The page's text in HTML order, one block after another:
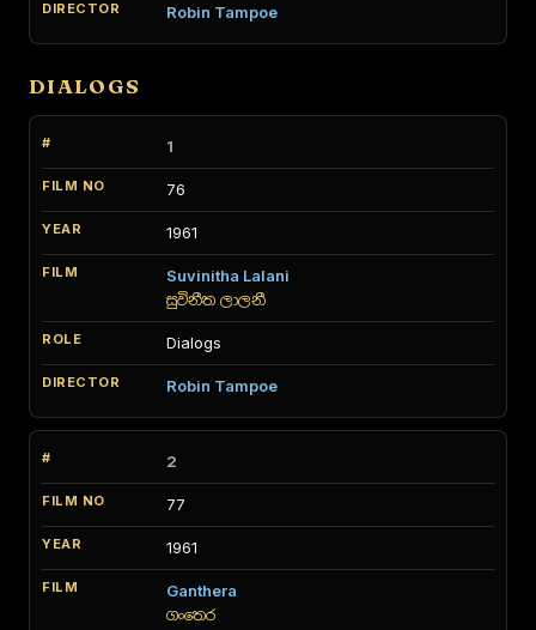
Robin Tampoe
DIALOGS
1
76
1961
Suvinitha Lalani
සුවිනීත ලාලනී
Dialogs
Robin Tampoe
2
77
1961
Ganthera
ගංතෙර